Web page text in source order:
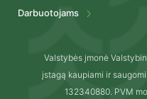
Darbuotojams
Valstybės įmonė
įstagą kaupiami ir
132340880. PVM